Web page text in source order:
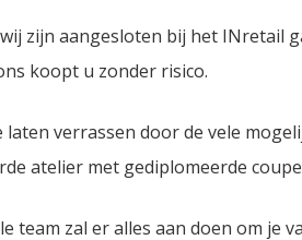
zijn aangesloten bij het INretail
koopt u zonder risico.
verrassen door de vele
atelier met gediplomeerde
zal er alles aan doen om je